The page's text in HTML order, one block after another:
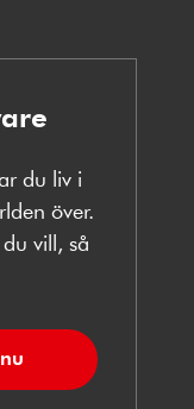
du liv i
över.
vill, så